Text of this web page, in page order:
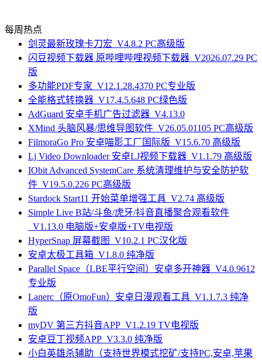
每周热点
剑灵最新玫瑰卡刀宏_V4.8.2 PC高级版
闪豆视频下载器 原哔哩哔哩视频下载器_V2026.07.29 PC
版
多功能PDF专家_V12.1.28.4370 PC专业版
全能格式转换器_V17.4.5.648 PC绿色版
AdGuard 安卓手机广告过滤器_V4.13.0
XMind 头脑风暴/思维导图软件_V26.05.01105 PC高级版
FilmoraGo Pro 安卓喵影工厂国际版_V15.6.70 高级版
Lj Video Downloader 安卓LJ视频下载器_V1.1.79 高级版
IObit Advanced SystemCare 系统清理维护与安全防护软
件_V19.5.0.226 PC高级版
Stardock Start11 开始菜单增强工具_V2.74 高级版
Simple Live B站/斗鱼/虎牙/抖音直播聚合观看软件
_V1.13.0 电脑版+安卓版+TV电视版
HyperSnap 屏幕截图_V10.2.1 PC汉化版
安卓太极工具箱_V1.8.0 纯净版
Parallel Space（LBE平行空间）安卓多开神器_V4.0.9612
专业版
Lanerc（原OmoFun）安卓日漫观看工具_V1.1.7.3 纯净
版
myDV 第三方抖音APP_V1.2.19 TV电视版
安卓豆丁视频APP_V3.3.0 纯净版
小白英雄杀辅助（支持世界模式挖矿/支持PC,安卓,苹果